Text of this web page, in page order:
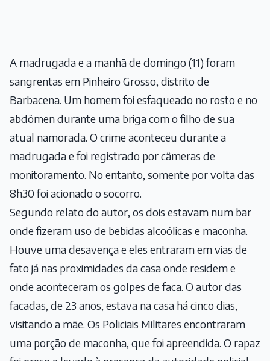
A madrugada e a manhã de domingo (11) foram
sangrentas em Pinheiro Grosso, distrito de
Barbacena. Um homem foi esfaqueado no rosto e no
abdômen durante uma briga com o filho de sua
atual namorada. O crime aconteceu durante a
madrugada e foi registrado por câmeras de
monitoramento. No entanto, somente por volta das
8h30 foi acionado o socorro.
Segundo relato do autor, os dois estavam num bar
onde fizeram uso de bebidas alcoólicas e maconha.
Houve uma desavença e eles entraram em vias de
fato já nas proximidades da casa onde residem e
onde aconteceram os golpes de faca. O autor das
facadas, de 23 anos, estava na casa há cinco dias,
visitando a mãe. Os Policiais Militares encontraram
uma porção de maconha, que foi apreendida. O rapaz